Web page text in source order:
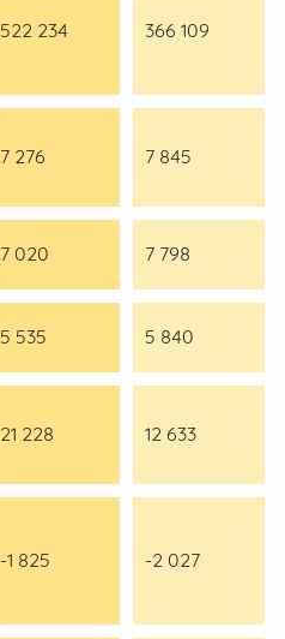
522 234 366 109
7 276 7 845
7 020 7 798
5 535 5 840
21 228 12 633
-1 825 -2 027